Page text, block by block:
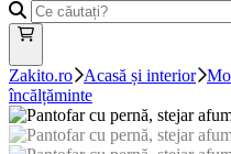
Zakito.ro Acasă și interior
încălțăminte